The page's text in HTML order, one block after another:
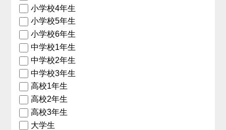
小学校4年生
小学校5年生
小学校6年生
中学校1年生
中学校2年生
中学校3年生
高校1年生
高校2年生
高校3年生
大学生